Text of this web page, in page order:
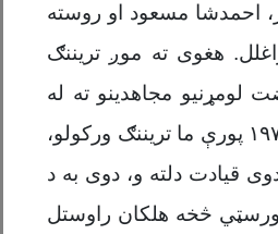
احمدشا مسعود او روسته
هغوی ته موږ تریننګ
لومړنیو مجاهدینو ته له
پورې ما تریننګ ورکولو،
قیادت دلته و، دوی به د
څخه هلکان راوستل